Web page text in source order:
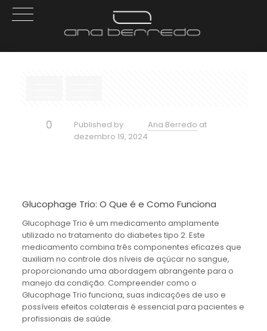
0 Published by Ana Berredo at
dezembro 19, 2024
Glucophage Trio: O Que é e Como Funciona
Glucophage Trio é um medicamento amplamente
utilizado no tratamento do diabetes tipo 2. Este
medicamento combina três componentes eficazes que
auxiliam no controle dos níveis de açúcar no sangue,
proporcionando uma abordagem abrangente para o
manejo da condição. Compreender como o
Glucophage Trio funciona, suas indicações de uso e
possíveis efeitos colaterais é essencial para pacientes e
profissionais de saúde.